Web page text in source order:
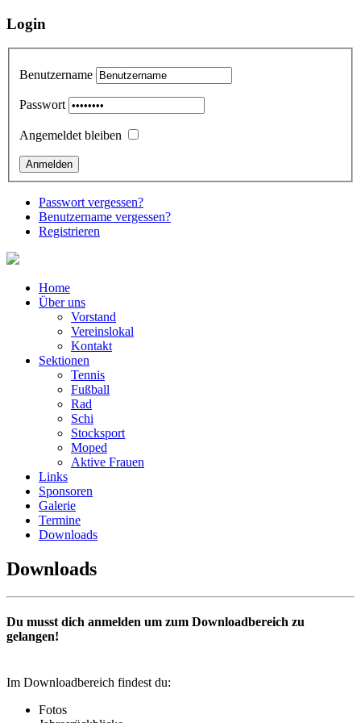
Login
Benutzername
Passwort
Angemeldet bleiben
Passwort vergessen?
Benutzername vergessen?
Registrieren
Home
Über uns
Vorstand
Vereinslokal
Kontakt
Sektionen
Tennis
Fußball
Rad
Schi
Stocksport
Moped
Aktive Frauen
Links
Sponsoren
Galerie
Termine
Downloads
Downloads
Du musst dich anmelden um zum Downloadbereich zu
gelangen!
Im Downloadbereich findest du:
Fotos